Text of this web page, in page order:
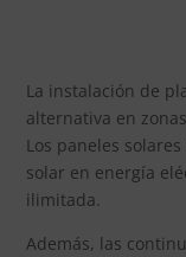
La instalación de
alternativa en
Los paneles
solar en energía
ilimitada.
Además, las